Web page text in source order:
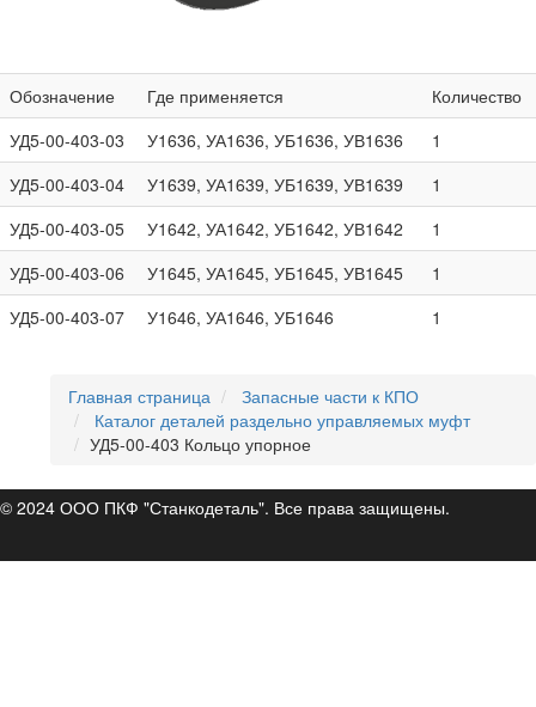
Обозначение Где применяется
Количество
УД5-00-403-03
У1636, УА1636, УБ1636, УВ1636
1
УД5-00-403-04
У1639, УА1639, УБ1639, УВ1639
1
УД5-00-403-05
У1642, УА1642, УБ1642, УВ1642
1
УД5-00-403-06
У1645, УА1645, УБ1645, УВ1645
1
УД5-00-403-07
У1646, УА1646, УБ1646 1
Главная страница
Запасные части к КПО
Каталог деталей раздельно управляемых муфт
УД5-00-403 Кольцо упорное
© 2024 ООО ПКФ "Станкодеталь". Все права защищены.